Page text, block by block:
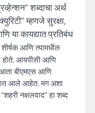
शब्दाचा अर्थ
म्हणजे सुरक्षा,
या कायद्यात प्रतिबंध
शीर्षक आणि त्यामधील
आयपीसी आणि
बीएमएस आणि
आले आहेत. मग अशा
नक्षलवाद” हा शब्द